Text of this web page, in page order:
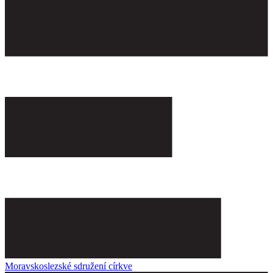
Moravskoslezské sdružení církve